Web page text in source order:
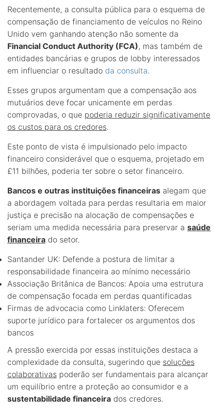
Recentemente, a consulta pública para o esquema de
compensação de financiamento de veículos no Reino
Unido vem ganhando atenção não somente da
Financial Conduct Authority (FCA) , mas também de
entidades bancárias e grupos de lobby interessados
em influenciar o resultado da consulta.
Esses grupos argumentam que a compensação aos
mutuários deve focar unicamente em perdas
comprovadas, o que poderia reduzir significativamente
os custos para os credores.
Este ponto de vista é impulsionado pelo impacto
financeiro considerável que o esquema, projetado em
£11 bilhões, poderia ter sobre o setor financeiro.
Bancos e outras instituições financeiras alegam que
a abordagem voltada para perdas resultaria em maior
justiça e precisão na alocação de compensações e
seriam uma medida necessária para preservar a saúde
financeira do setor.
Santander UK: Defende a postura de limitar a
responsabilidade financeira ao mínimo necessário
Associação Britânica de Bancos: Apoia uma estrutura
de compensação focada em perdas quantificadas
Firmas de advocacia como Linklaters: Oferecem
suporte jurídico para fortalecer os argumentos dos
bancos
A pressão exercida por essas instituições destaca a
complexidade da consulta, sugerindo que soluções
colaborativas poderão ser fundamentais para alcançar
um equilíbrio entre a proteção ao consumidor e a
sustentabilidade financeira dos credores.